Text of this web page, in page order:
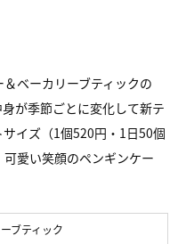
ベーカリーブティックの
が季節ごとに変化して新テ
イズ（1個520円・1日50個
愛い笑顔のペンギンケー
ブティック